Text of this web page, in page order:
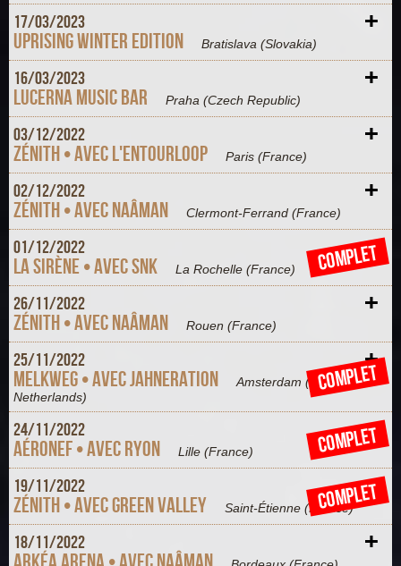
17/03/2023
Uprising Winter Edition Bratislava (Slovakia) +
16/03/2023
Lucerna Music Bar Praha (Czech Republic) +
03/12/2022
Zénith • Avec L'Entourloop Paris (France) +
02/12/2022
Zénith • Avec Naâman Clermont-Ferrand (France) +
01/12/2022
La Sirène • Avec SNK La Rochelle (France) +
COMPLET
26/11/2022
Zénith • avec Naâman Rouen (France) +
25/11/2022
Melkweg • Avec Jahneration Amsterdam (The
Netherlands)
+
COMPLET
24/11/2022
Aéronef • Avec Ryon Lille (France) +
COMPLET
19/11/2022
Zénith • Avec Green Valley Saint-Étienne (France) +
COMPLET
18/11/2022 +